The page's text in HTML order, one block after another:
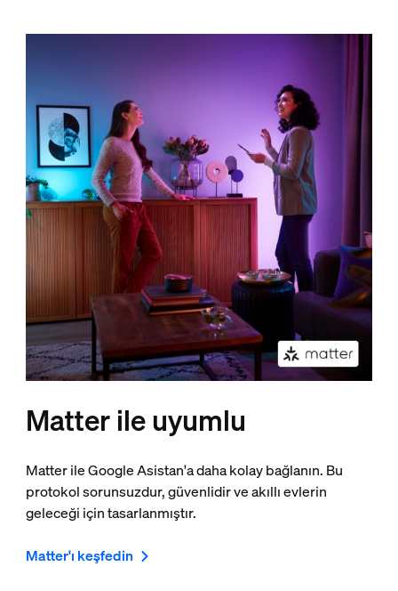
Matter ile uyumlu
Matter ile Google Asistan'a daha kolay bağlanın. Bu
protokol sorunsuzdur, güvenlidir ve akıllı evlerin
geleceği için tasarlanmıştır.
Matter'ı keşfedin